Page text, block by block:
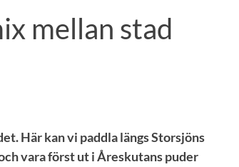
mellan stad
Här kan vi paddla längs Storsjöns
vara först ut i Åreskutans puder